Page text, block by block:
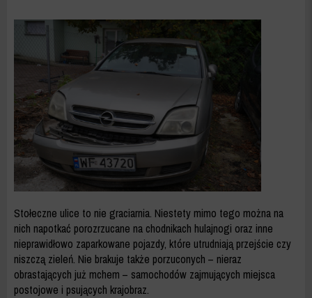
Stołeczne ulice to nie graciarnia. Niestety mimo tego można na
nich napotkać porozrzucane na chodnikach hulajnogi oraz inne
nieprawidłowo zaparkowane pojazdy, które utrudniają przejście czy
niszczą zieleń. Nie brakuje także porzuconych – nieraz
obrastających już mchem – samochodów zajmujących miejsca
postojowe i psujących krajobraz.